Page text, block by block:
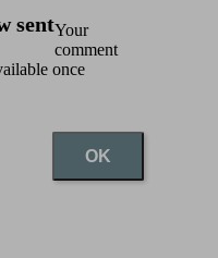
sentYour
comment
once
OK